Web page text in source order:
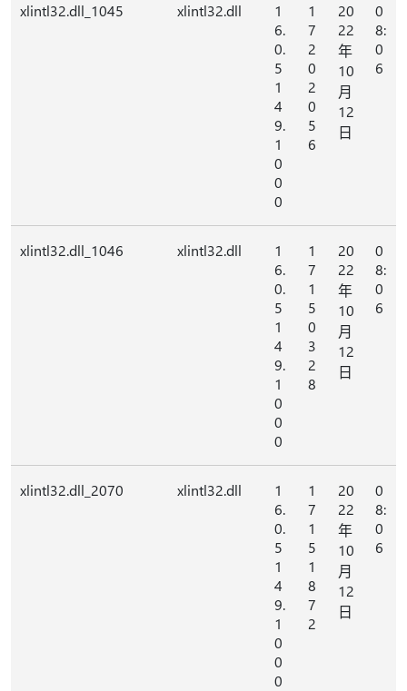
xlintl32.dll_1045 xlintl32.dll
1
6.
0.
5
1
4
9.
1
0
0
0
1
7
2
0
2
0
5
6
20
22
年
10
月
12
日
0
8:
0
6
xlintl32.dll_1046 xlintl32.dll
1
6.
0.
5
1
4
9.
1
0
0
0
1
7
1
5
0
3
2
8
20
22
年
10
月
12
日
0
8:
0
6
xlintl32.dll_2070 xlintl32.dll
1
6.
0.
5
1
4
9.
1
0
0
0
1
7
1
5
1
8
7
2
20
22
年
10
月
12
日
0
8:
0
6